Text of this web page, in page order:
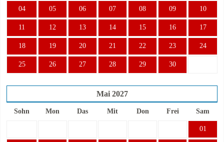
04 05 06 07 08 09 10
11 12 13 14 15 16 17
18 19 20 21 22 23 24
25 26 27 28 29 30
Mai 2027
Sohn Mon Das Mit Don Frei Sam
01